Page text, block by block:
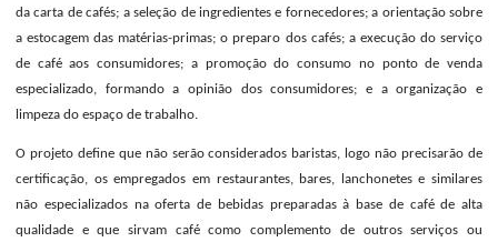
da carta de cafés; a seleção de ingredientes e fornecedores; a orientação sobre
a estocagem das matérias-primas; o preparo dos cafés; a execução do serviço
de café aos consumidores; a promoção do consumo no ponto de venda
especializado, formando a opinião dos consumidores; e a organização e
limpeza do espaço de trabalho.
O projeto define que não serão considerados baristas, logo não precisarão de
certificação, os empregados em restaurantes, bares, lanchonetes e similares
não especializados na oferta de bebidas preparadas à base de café de alta
qualidade e que sirvam café como complemento de outros serviços ou